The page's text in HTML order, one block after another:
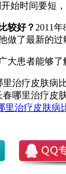
始时间要短
较好？ 2011
做了最新的
患者能够了
里治疗皮肤病
春哪里治疗皮
里治疗皮肤病